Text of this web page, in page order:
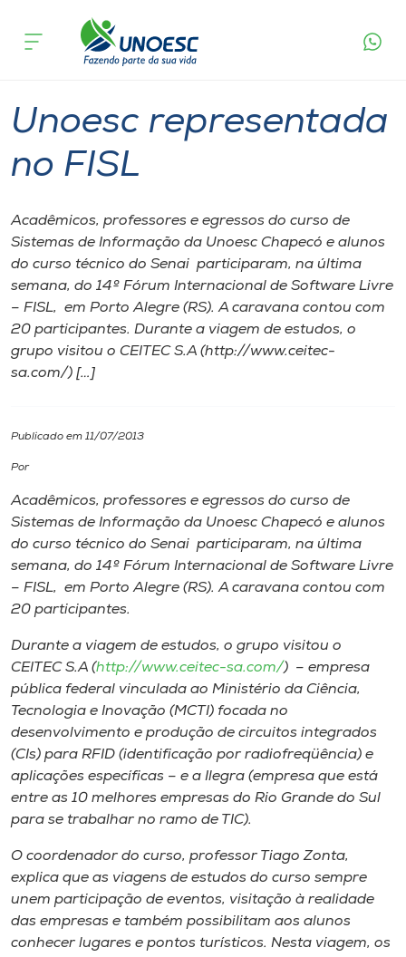
Cursos
Pesquisa
Portal de Ensino
Unoesc
Diplomados
Cultura
CPA
Biblioteca
Editora
Rádio
Museu
Unoesc
Store
Unoesc representada
no FISL
Acadêmicos, professores e egressos do curso de
Sistemas de Informação da Unoesc Chapecó e alunos
do curso técnico do Senai participaram, na última
semana, do 14º Fórum Internacional de Software Livre
– FISL, em Porto Alegre (RS). A caravana contou com
20 participantes. Durante a viagem de estudos, o
grupo visitou o CEITEC S.A (http://www.ceitec-
sa.com/) […]
Publicado em 11/07/2013
Por
Acadêmicos, professores e egressos do curso de
Sistemas de Informação da Unoesc Chapecó e alunos
do curso técnico do Senai participaram, na última
semana, do 14º Fórum Internacional de Software Livre
– FISL, em Porto Alegre (RS). A caravana contou com
20 participantes.
Durante a viagem de estudos, o grupo visitou o
CEITEC S.A (http://www.ceitec-sa.com/) – empresa
pública federal vinculada ao Ministério da Ciência,
Tecnologia e Inovação (MCTI) focada no
desenvolvimento e produção de circuitos integrados
(CIs) para RFID (identificação por radiofreqüência) e
aplicações específicas – e a Ilegra (empresa que está
entre as 10 melhores empresas do Rio Grande do Sul
para se trabalhar no ramo de TIC).
O coordenador do curso, professor Tiago Zonta,
explica que as viagens de estudos do curso sempre
unem participação de eventos, visitação à realidade
das empresas e também possibilitam aos alunos
conhecer lugares e pontos turísticos. Nesta viagem, os